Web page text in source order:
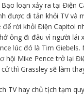
loạn xảy ra tại Điện
được di tản khỏi TV
để rời khỏi Điện Capitol
ông đi đâu vì người
lúc đó là Tim
hội Mike Pence trở lại
thì Grassley sẽ làm
TV hay chủ tịch tạm